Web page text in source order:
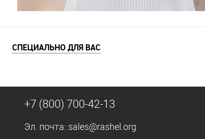
СПЕЦИАЛЬНО ДЛЯ ВАС
+7 (800) 700-42-13
Эл. почта: sales@rashel.org